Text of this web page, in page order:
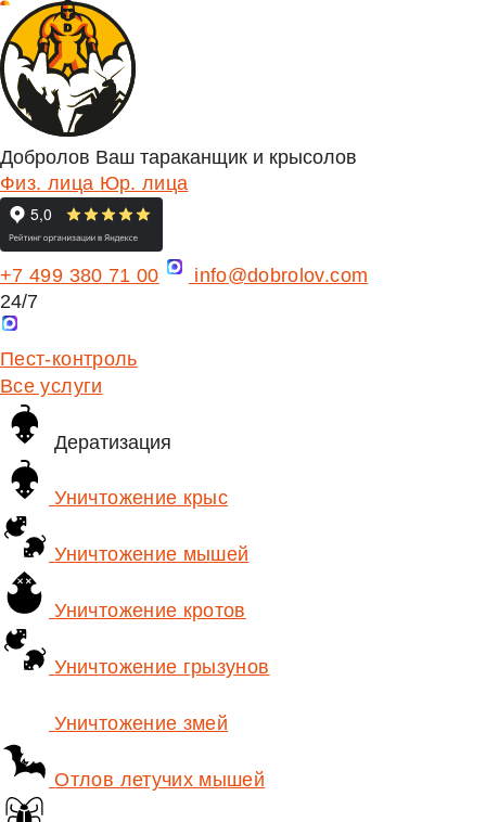
Добролов Ваш тараканщик и крысолов
Физ. лица Юр. лица
+7 499 380 71 00
info@dobrolov.com
24/7
Пест-контроль
Все услуги
Дератизация
Уничтожение крыс
Уничтожение мышей
Уничтожение кротов
Уничтожение грызунов
Уничтожение змей
Отлов летучих мышей